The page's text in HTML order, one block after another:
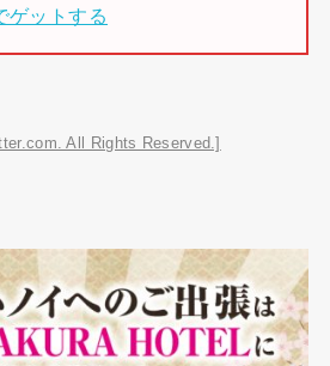
ゲットする
All Rights Reserved.]